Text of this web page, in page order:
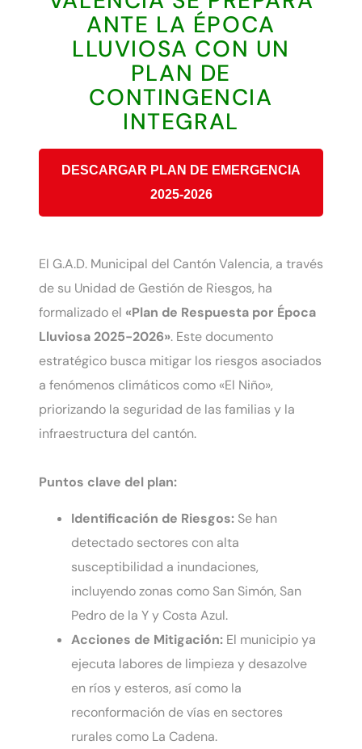
ANTE LA ÉPOCA
LLUVIOSA CON UN
PLAN DE
CONTINGENCIA
INTEGRAL
DESCARGAR PLAN DE EMERGENCIA
2025-2026
El G.A.D. Municipal del Cantón Valencia, a través
de su Unidad de Gestión de Riesgos, ha
formalizado el «Plan de Respuesta por Época
Lluviosa 2025-2026». Este documento
estratégico busca mitigar los riesgos asociados
a fenómenos climáticos como «El Niño»,
priorizando la seguridad de las familias y la
infraestructura del cantón.
Puntos clave del plan:
Identificación de Riesgos: Se han
detectado sectores con alta
susceptibilidad a inundaciones,
incluyendo zonas como San Simón, San
Pedro de la Y y Costa Azul.
Acciones de Mitigación: El municipio ya
ejecuta labores de limpieza y desazolve
en ríos y esteros, así como la
reconformación de vías en sectores
rurales como La Cadena.